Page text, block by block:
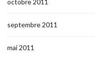
octobre 2011
septembre 2011
mai 2011